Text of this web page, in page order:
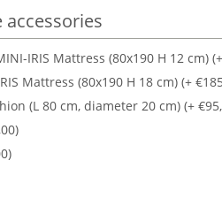
accessories
IRIS Mattress (80x190 H 12 cm)
Mattress (80x190 H 18 cm) (+
(L 80 cm, diameter 20 cm) (+